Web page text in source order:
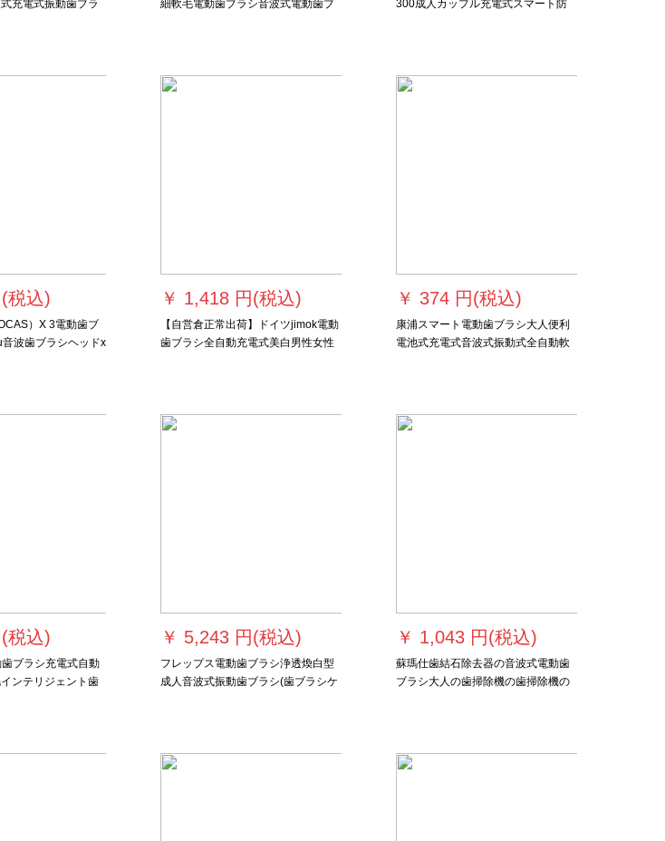
充電式振動歯ブラ
細軟毛電動歯ブラシ音波式電動歯ブ
300成人カップル充電式スマート防
税込)
）X 3電動歯ブ
波歯ブラシヘッドx
￥ 1,418 円(税込)
【自営倉正常出荷】ドイツjimok電動
歯ブラシ全自動充電式美白男性女性
￥ 374 円(税込)
康浦スマート電動歯ブラシ大人便利
電池式充電式音波式振動式全自動軟
税込)
ブラシ充電式自動
ンテリジェント歯
￥ 5,243 円(税込)
フレップス電動歯ブラシ浄透煥白型
成人音波式振動歯ブラシ(歯ブラシケ
￥ 1,043 円(税込)
蘇瑪仕歯結石除去器の音波式電動歯
ブラシ大人の歯掃除機の歯掃除機の